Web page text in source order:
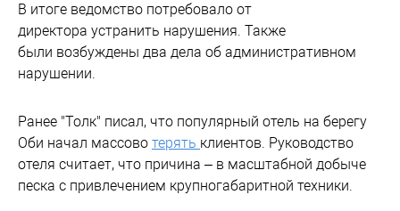
В итоге ведомство потребовало от
директора устранить нарушения. Также
были возбуждены два дела об административном
нарушении.
Ранее "Толк" писал, что популярный отель на берегу
Оби начал массово терять клиентов. Руководство
отеля считает, что причина – в масштабной добыче
песка с привлечением крупногабаритной техники.